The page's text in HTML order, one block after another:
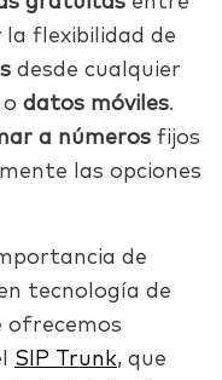
la flexibilidad de
desde cualquier
o datos móviles.
a números fijos
las opciones
de
tecnología de
ofrecemos
SIP Trunk, que